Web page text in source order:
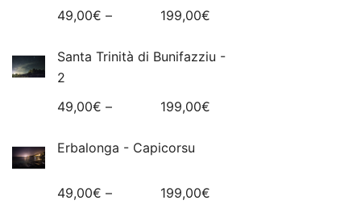
49,00€ – 199,00€
Santa Trinità di Bunifazziu -
2
49,00€ – 199,00€
Erbalonga - Capicorsu
49,00€ – 199,00€